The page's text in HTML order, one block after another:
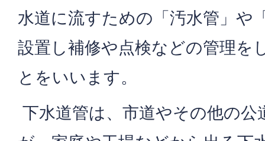
水道に流すための「汚水管」や
設置し補修や点検などの管理を
とをいいます。
下水道管は、市道やその他の公